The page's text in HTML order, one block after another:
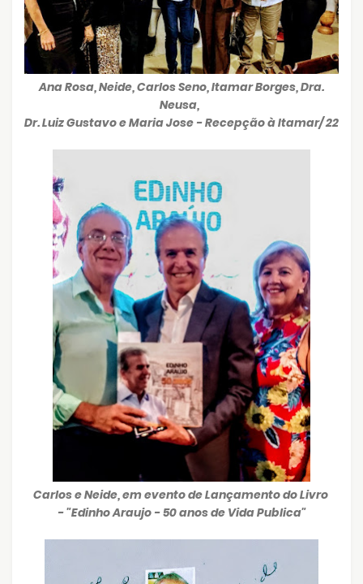
Ana Rosa, Neide, Carlos Seno, Itamar Borges, Dra.
Neusa,
Dr. Luiz Gustavo e Maria Jose - Recepção à Itamar/ 22
Carlos e Neide, em evento de Lançamento do Livro
- "Edinho Araujo - 50 anos de Vida Publica"